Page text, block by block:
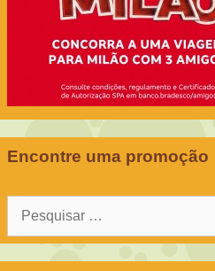
Encontre uma promoção
Pesquisar